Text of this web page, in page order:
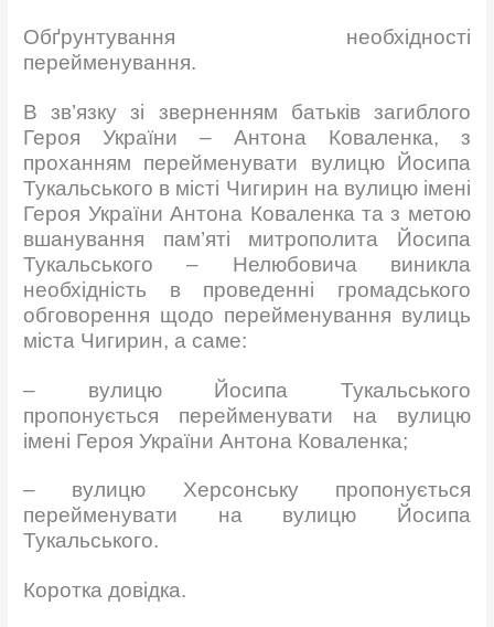
Обґрунтування необхідності
перейменування.
В зв’язку зі зверненням батьків загиблого
Героя України – Антона Коваленка, з
проханням перейменувати вулицю Йосипа
Тукальського в місті Чигирин на вулицю імені
Героя України Антона Коваленка та з метою
вшанування пам’яті митрополита Йосипа
Тукальського – Нелюбовича виникла
необхідність в проведенні громадського
обговорення щодо перейменування вулиць
міста Чигирин, а саме:
– вулицю Йосипа Тукальського
пропонується перейменувати на вулицю
імені Героя України Антона Коваленка;
– вулицю Херсонську пропонується
перейменувати на вулицю Йосипа
Тукальського.
Коротка довідка.